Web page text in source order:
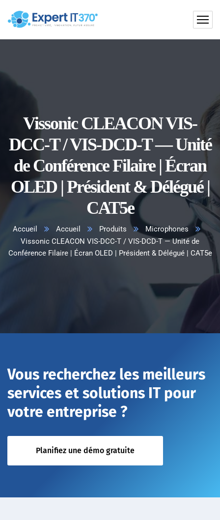
Vissonic CLEACON VIS-
DCC-T / VIS-DCD-T — Unité
de Conférence Filaire | Écran
OLED | Président & Délégué |
CAT5e
Accueil Accueil Produits
Microphones
Vissonic CLEACON VIS-DCC-T / VIS-DCD-T — Unité de
Conférence Filaire | Écran OLED | Président & Délégué | CAT5e
Vous recherchez les meilleurs
services et solutions IT pour
votre entreprise ?
Planifiez une démo gratuite